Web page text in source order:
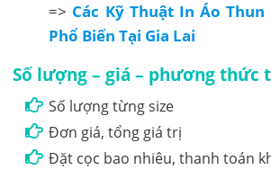
=> Các Kỹ Thuật In Áo
Phổ Biến Tại Gia Lai
Số lượng – giá – phương thức
Số lượng từng size
Đơn giá, tổng giá trị
Đặt cọc bao nhiêu, thanh toán